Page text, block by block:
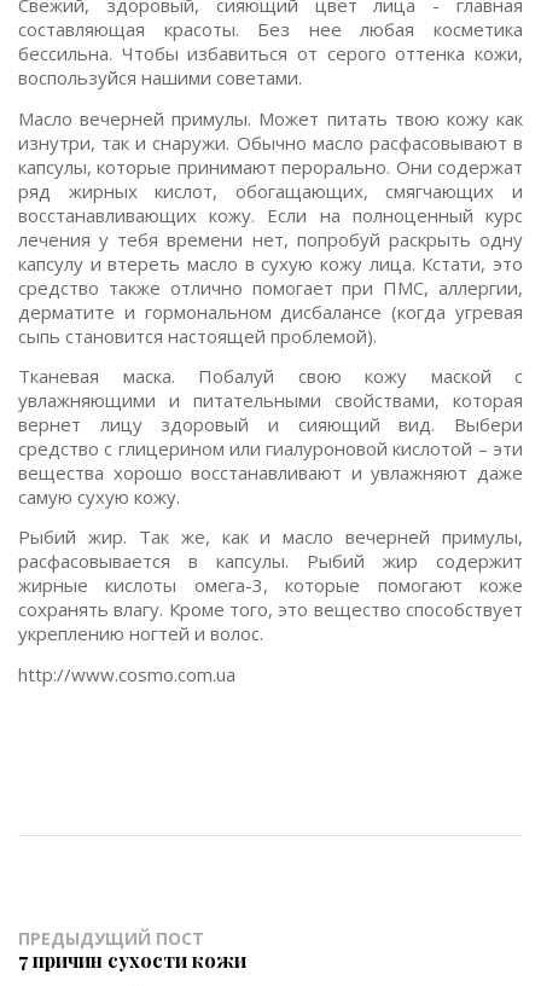
Свежий, здоровый, сияющий цвет лица - главная
составляющая красоты. Без нее любая косметика
бессильна. Чтобы избавиться от серого оттенка кожи,
воспользуйся нашими советами.
Масло вечерней примулы. Может питать твою кожу как
изнутри, так и снаружи. Обычно масло расфасовывают в
капсулы, которые принимают перорально. Они содержат
ряд жирных кислот, обогащающих, смягчающих и
восстанавливающих кожу. Если на полноценный курс
лечения у тебя времени нет, попробуй раскрыть одну
капсулу и втереть масло в сухую кожу лица. Кстати, это
средство также отлично помогает при ПМС, аллергии,
дерматите и гормональном дисбалансе (когда угревая
сыпь становится настоящей проблемой).
Тканевая маска. Побалуй свою кожу маской с
увлажняющими и питательными свойствами, которая
вернет лицу здоровый и сияющий вид. Выбери
средство с глицерином или гиалуроновой кислотой – эти
вещества хорошо восстанавливают и увлажняют даже
самую сухую кожу.
Рыбий жир. Так же, как и масло вечерней примулы,
расфасовывается в капсулы. Рыбий жир содержит
жирные кислоты омега-3, которые помогают коже
сохранять влагу. Кроме того, это вещество способствует
укреплению ногтей и волос.
http://www.cosmo.com.ua
ПРЕДЫДУЩИЙ ПОСТ
7 причин сухости кожи